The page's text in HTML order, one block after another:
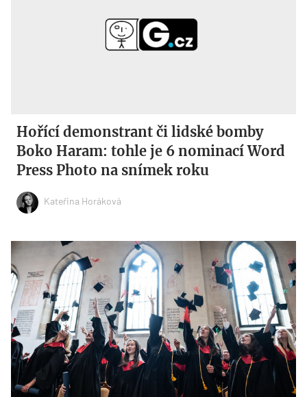
Hořící demonstrant či lidské bomby
Boko Haram: tohle je 6 nominací Word
Press Photo na snímek roku
Kateřina Horáková